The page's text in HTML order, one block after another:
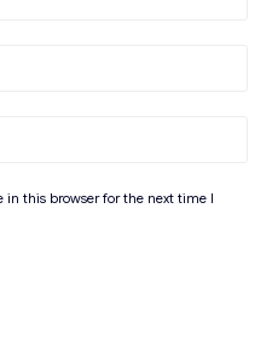
in this browser for the next time I